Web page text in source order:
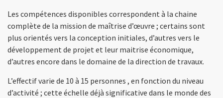
Les compétences disponibles correspondent à la chaine
complète de la mission de maîtrise d’œuvre ; certains sont
plus orientés vers la conception initiales, d’autres vers le
développement de projet et leur maitrise économique,
d’autres encore dans le domaine de la direction de travaux.
L’effectif varie de 10 à 15 personnes , en fonction du niveau
d’activité ; cette échelle déjà significative dans le monde des